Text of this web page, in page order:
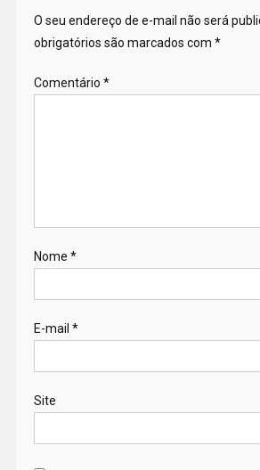
O seu endereço de e-mail não será
obrigatórios são marcados com *
Comentário *
Nome *
E-mail *
Site